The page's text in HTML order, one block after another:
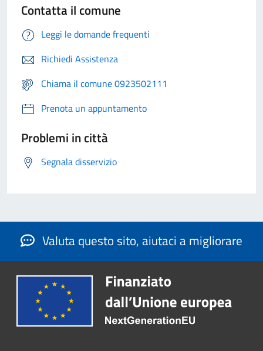
Contatta il comune
Leggi le domande frequenti
Richiedi Assistenza
Chiama il comune 0923502111
Prenota un appuntamento
Problemi in città
Segnala disservizio
Valuta questo sito, aiutaci a migliorare